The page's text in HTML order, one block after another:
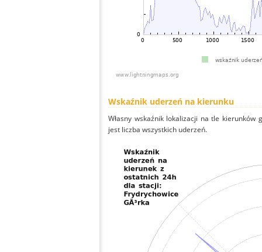
Wskaźnik uderzeń na kierunku
Własny wskaźnik lokalizacji na tle
jest liczba wszystkich uderzeń.